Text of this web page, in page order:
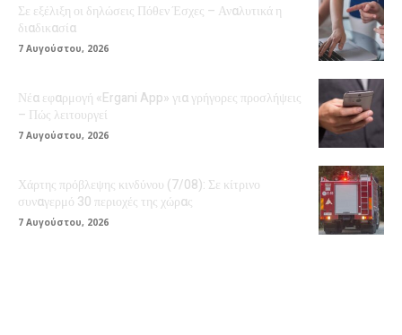
Σε εξέλιξη οι δηλώσεις Πόθεν Έσχες – Αναλυτικά η
διαδικασία
7 Αυγούστου, 2026
Νέα εφαρμογή «Ergani App» για γρήγορες προσλήψεις
– Πώς λειτουργεί
7 Αυγούστου, 2026
Χάρτης πρόβλεψης κινδύνου (7/08): Σε κίτρινο
συναγερμό 30 περιοχές της χώρας
7 Αυγούστου, 2026